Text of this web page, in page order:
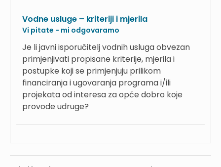
Vodne usluge – kriteriji i mjerila
Vi pitate - mi odgovaramo
Je li javni isporučitelj vodnih usluga obvezan
primjenjivati propisane kriterije, mjerila i
postupke koji se primjenjuju prilikom
financiranja i ugovaranja programa i/ili
projekata od interesa za opće dobro koje
provode udruge?